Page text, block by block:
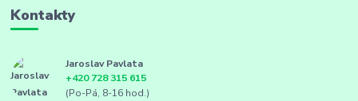
Kontakty
Jaroslav Pavlata
+420 728 315 615
(Po-Pá, 8-16 hod.)